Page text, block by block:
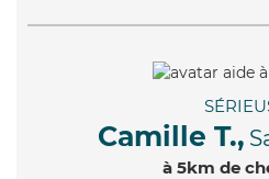
Camille T.,
à 5km de